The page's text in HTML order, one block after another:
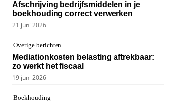
Afschrijving bedrijfsmiddelen in je
boekhouding correct verwerken
21 juni 2026
Overige berichten
Mediationkosten belasting aftrekbaar:
zo werkt het fiscaal
19 juni 2026
Boekhouding